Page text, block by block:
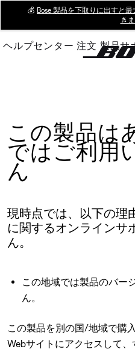
Main
💰 Bose 製品を下取りに出すと
きま
ヘルプセンター 注文 製品サ
この製品は
ではご利用
ん
現時点では、以下の理
に関するオンラインサ
ん。
この地域では製品のバー
ん。
この製品を別の国/地域で購
Webサイトにアクセスして